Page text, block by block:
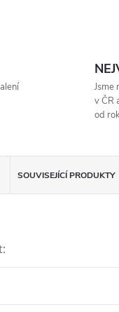
Jsme
v ČR
od
SOUVISEJÍCÍ PRODUKTY
: